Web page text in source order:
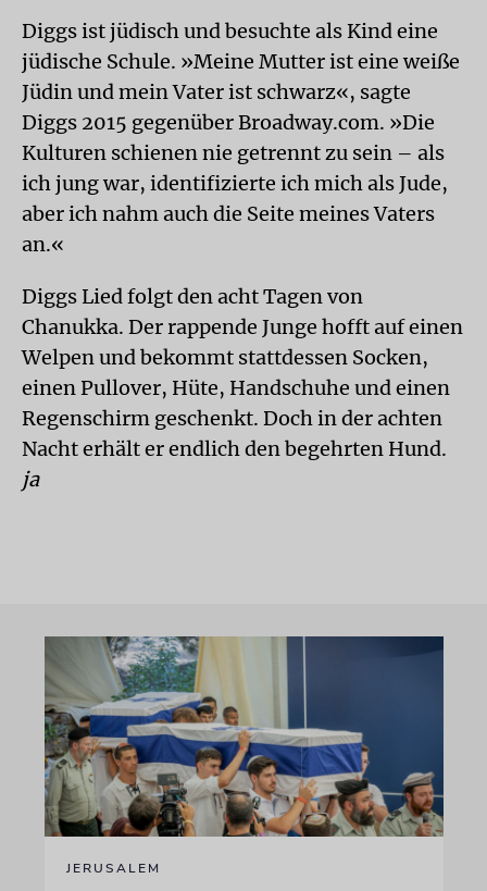
Diggs ist jüdisch und besuchte als Kind eine
jüdische Schule. »Meine Mutter ist eine weiße
Jüdin und mein Vater ist schwarz«, sagte
Diggs 2015 gegenüber Broadway.com. »Die
Kulturen schienen nie getrennt zu sein – als
ich jung war, identifizierte ich mich als Jude,
aber ich nahm auch die Seite meines Vaters
an.«
Diggs Lied folgt den acht Tagen von
Chanukka. Der rappende Junge hofft auf einen
Welpen und bekommt stattdessen Socken,
einen Pullover, Hüte, Handschuhe und einen
Regenschirm geschenkt. Doch in der achten
Nacht erhält er endlich den begehrten Hund.
ja
JERUSALEM